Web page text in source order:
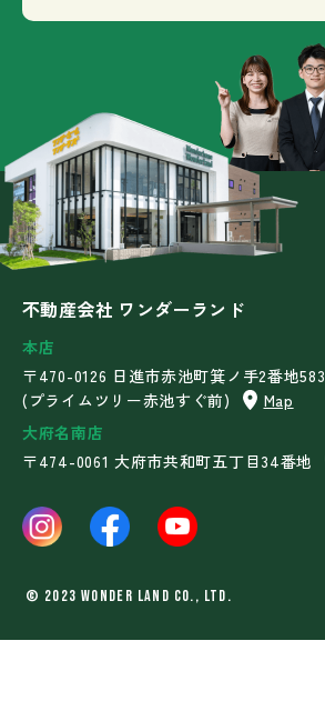
不動産会社 ワンダーランド
本店
〒470-0126 日進市赤池町箕ノ手2番地583
(プライムツリー赤池すぐ前)
Map
大府名南店
〒474-0061 大府市共和町五丁目34番地
©︎ 2023 WONDER LAND Co., Ltd.